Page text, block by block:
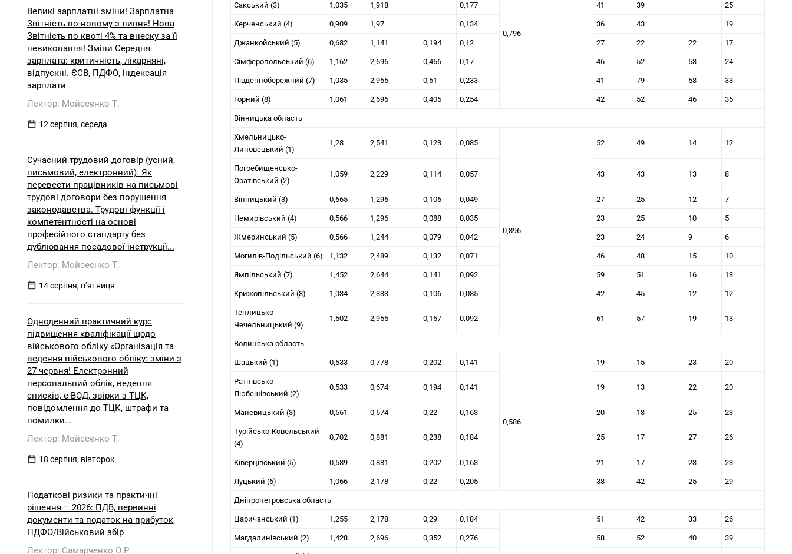
0,796
Сакський (3) 1,035 1,918 0,177 41 39 25
Керченський (4) 0,909 1,97 0,134 36 43 19
Джанкойський (5) 0,682 1,141 0,194 0,12 27 22 22 17
Сімферопольський (6) 1,162 2,696 0,466 0,17 46 52 53 24
Південнобережний (7) 1,035 2,955 0,51 0,233 41 79 58 33
Горний (8) 1,061 2,696 0,405 0,254 42 52 46 36
Вінницька область
Хмельницько-
Липовецький (1)
1,28 2,541 0,123 0,085
0,896
52 49 14 12
Погребищенсько-
Оратівський (2)
1,059 2,229 0,114 0,057 43 43 13 8
Вінницький (3) 0,665 1,296 0,106 0,049 27 25 12 7
Немирівський (4) 0,566 1,296 0,088 0,035 23 25 10 5
Жмеринський (5) 0,566 1,244 0,079 0,042 23 24 9 6
Могилів-Подільський (6) 1,132 2,489 0,132 0,071 46 48 15 10
Ямпільський (7) 1,452 2,644 0,141 0,092 59 51 16 13
Крижопільський (8) 1,034 2,333 0,106 0,085 42 45 12 12
Теплицько-
Чечельницький (9)
1,502 2,955 0,167 0,092 61 57 19 13
Волинська область
Шацький (1) 0,533 0,778 0,202 0,141
0,586
19 15 23 20
Ратнівсько-
Любешівський (2)
0,533 0,674 0,194 0,141 19 13 22 20
Маневицький (3) 0,561 0,674 0,22 0,163 20 13 25 23
Турійсько-Ковельський
(4)
0,702 0,881 0,238 0,184 25 17 27 26
Ківерцівський (5) 0,589 0,881 0,202 0,163 21 17 23 23
Луцький (6) 1,066 2,178 0,22 0,205 38 42 25 29
Дніпропетровська область
Царичанський (1) 1,255 2,178 0,29 0,184 51 42 33 26
Магдалинівський (2) 1,428 2,696 0,352 0,276 58 52 40 39
Великі зарплатні зміни! Зарплатна
Звітність по-новому з липня! Нова
Звітність по квоті 4% та внеску за її
невиконання! Зміни Середня
зарплата: критичність, лікарняні,
відпускні. ЄСВ, ПДФО, індексація
зарплати
Лектор: Мойсеєнко Т.
12 серпня, середа
Сучасний трудовий договір (усний,
письмовий, електронний). Як
перевести працівників на письмові
трудові договори без порушення
законодавства. Трудові функції і
компетентності на основі
професійного стандарту без
дублювання посадової інструкції...
Лектор: Мойсеєнко Т.
14 серпня, пʼятниця
Одноденний практичний курс
підвищення кваліфікації щодо
військового обліку «Організація та
ведення військового обліку: зміни з
27 червня! Електронний
персональний облік, ведення
списків, е-ВОД, звірки з ТЦК,
повідомлення до ТЦК, штрафи та
помилки...
Лектор: Мойсеєнко Т.
18 серпня, вівторок
Податкові ризики та практичні
рішення – 2026: ПДВ, первинні
документи та податок на прибуток,
ПДФО/Військовий збір
Лектор: Самарченко О.Р.